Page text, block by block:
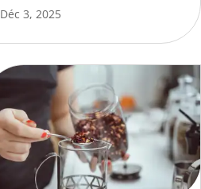
Déc 3, 2025